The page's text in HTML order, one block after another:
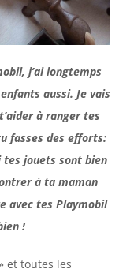
j’ai longtemps
aussi. Je vais
à ranger tes
fasses des efforts:
tes jouets sont bien
à ta maman
avec tes Playmobil
!
et toutes les